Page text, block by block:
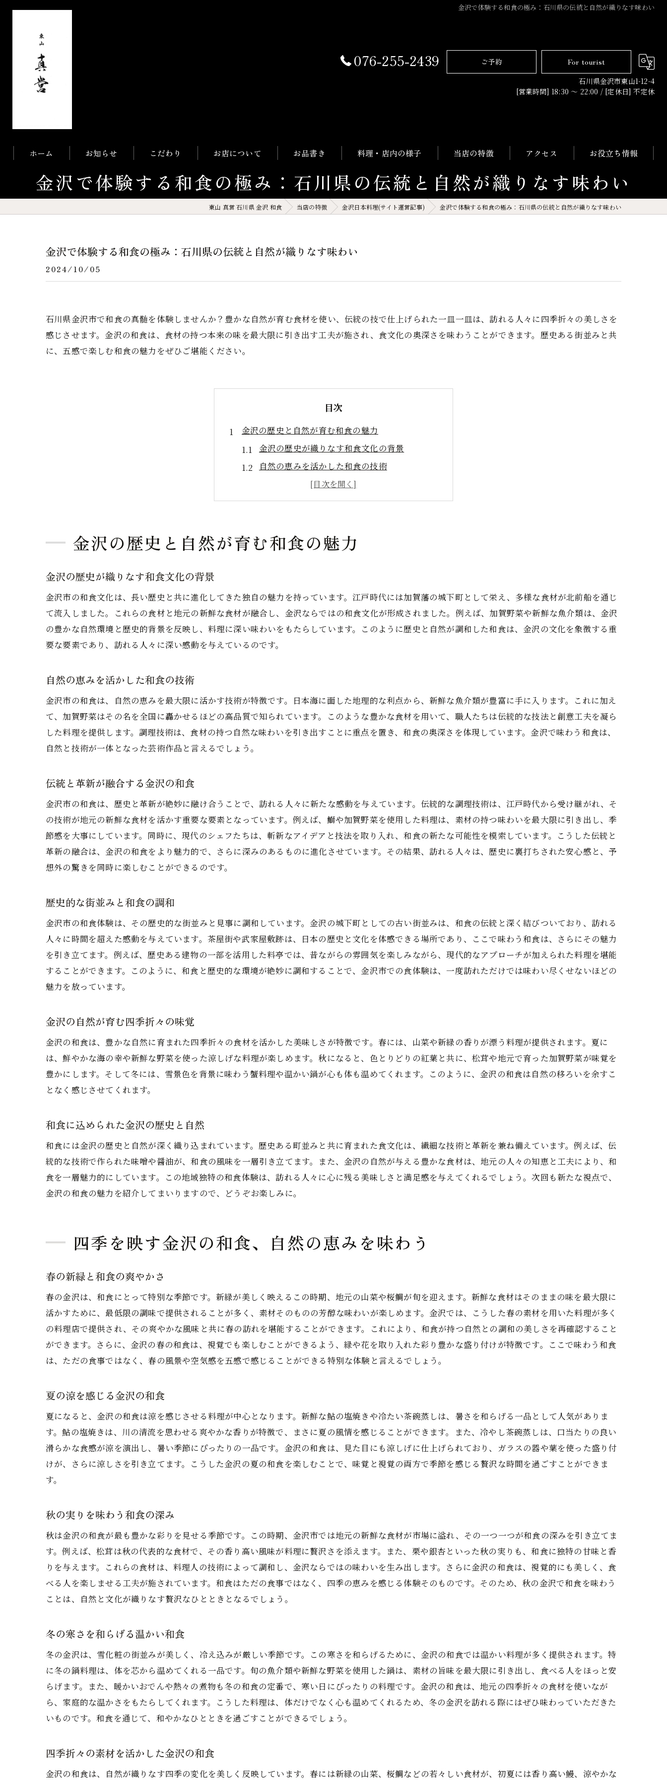
金沢で体験する和食の極み：石川県の伝統と自然が織りなす味わい
076-255-2439 ご予約
For tourist
石川県金沢市東山1-12-4
[営業時間] 18:30 〜 22:00 / [定休日] 不定休
ホーム お知らせ こだわり お店について お品書き 料理・店内の様子 当店の特徴
日本料理
コース
海鮮
アクセス お役立ち情報
金沢で体験する和食の極み：石川県の伝統と自然が織りなす味わい
東山 真営 石川県 金沢 和食 当店の特徴 金沢日本料理(サイト運営記事) 金沢で体験する和食の極み：石川県の伝統と自然が織りなす味わい
金沢で体験する和食の極み：石川県の伝統と自然が織りなす味わい
2024/10/05
石川県金沢市で和食の真髄を体験しませんか？豊かな自然が育む食材を使い、伝統の技で仕上げられた一皿一皿は、訪れる人々に四季折々の美しさを
感じさせます。金沢の和食は、食材の持つ本来の味を最大限に引き出す工夫が施され、食文化の奥深さを味わうことができます。歴史ある街並みと共
に、五感で楽しむ和食の魅力をぜひご堪能ください。
目次
金沢の歴史と自然が育む和食の魅力
金沢の歴史が織りなす和食文化の背景
自然の恵みを活かした和食の技術
伝統と革新が融合する金沢の和食
歴史的な街並みと和食の調和
和食に込められた金沢の歴史と自然
四季を映す金沢の和食、自然の恵みを味わう
夏の涼を感じる金沢の和食
秋の実りを味わう和食の深み
冬の寒さを和らげる温かい和食
四季折々の素材を活かした金沢の和食
金沢の和食に見る美しさの秘密
伝統的な調理法と現代的なアプローチ
食材の持ち味を引き出す金沢の技
石川県金沢市、和食で感じる豊かな自然
自然との共生が生み出す和食の味わい
金沢の自然が育む厳選された食材
地元の食材を活かした和食の魅力
金沢の伝統技が光る和食、五感で味わう贅沢
金沢の伝統的な調理技術の秘密
五感で楽しむ和食の魅力
金沢の職人技が光る和食体験
和食の真髄を金沢で体験、歴史と自然の調和
金沢で和食の真髄を感じる旅
金沢の和食が教えてくれる歴史の足跡
自然と歴史が調和した和食の魅力
訪れる人々を魅了する金沢の和食体験
金沢の和食がもたらす感動の瞬間
訪れる人々を引き込む和食の力
旅行者が体験すべき金沢の和食
金沢市で楽しむ和食、自然と文化の融合
自然と文化が交差する和食の舞台
金沢で体験する和食と文化の共演
食と文化が融合する金沢の魅力
金沢の和食が教える自然と文化の結びつき
金沢の歴史と自然が育む和食の魅力
金沢の歴史が織りなす和食文化の背景
金沢市の和食文化は、長い歴史と共に進化してきた独自の魅力を持っています。江戸時代には加賀藩の城下町として栄え、多様な食材が北前船を通じ
て流入しました。これらの食材と地元の新鮮な食材が融合し、金沢ならではの和食文化が形成されました。例えば、加賀野菜や新鮮な魚介類は、金沢
の豊かな自然環境と歴史的背景を反映し、料理に深い味わいをもたらしています。このように歴史と自然が調和した和食は、金沢の文化を象徴する重
要な要素であり、訪れる人々に深い感動を与えているのです。
自然の恵みを活かした和食の技術
金沢市の和食は、自然の恵みを最大限に活かす技術が特徴です。日本海に面した地理的な利点から、新鮮な魚介類が豊富に手に入ります。これに加え
て、加賀野菜はその名を全国に轟かせるほどの高品質で知られています。このような豊かな食材を用いて、職人たちは伝統的な技法と創意工夫を凝ら
した料理を提供します。調理技術は、食材の持つ自然な味わいを引き出すことに重点を置き、和食の奥深さを体現しています。金沢で味わう和食は、
自然と技術が一体となった芸術作品と言えるでしょう。
伝統と革新が融合する金沢の和食
金沢市の和食は、歴史と革新が絶妙に融け合うことで、訪れる人々に新たな感動を与えています。伝統的な調理技術は、江戸時代から受け継がれ、そ
の技術が地元の新鮮な食材を活かす重要な要素となっています。例えば、鰤や加賀野菜を使用した料理は、素材の持つ味わいを最大限に引き出し、季
節感を大事にしています。同時に、現代のシェフたちは、斬新なアイデアと技法を取り入れ、和食の新たな可能性を模索しています。こうした伝統と
革新の融合は、金沢の和食をより魅力的で、さらに深みのあるものに進化させています。その結果、訪れる人々は、歴史に裏打ちされた安心感と、予
想外の驚きを同時に楽しむことができるのです。
歴史的な街並みと和食の調和
金沢市の和食体験は、その歴史的な街並みと見事に調和しています。金沢の城下町としての古い街並みは、和食の伝統と深く結びついており、訪れる
人々に時間を超えた感動を与えています。茶屋街や武家屋敷跡は、日本の歴史と文化を体感できる場所であり、ここで味わう和食は、さらにその魅力
を引き立てます。例えば、歴史ある建物の一部を活用した料亭では、昔ながらの雰囲気を楽しみながら、現代的なアプローチが加えられた料理を堪能
することができます。このように、和食と歴史的な環境が絶妙に調和することで、金沢市での食体験は、一度訪れただけでは味わい尽くせないほどの
魅力を放っています。
金沢の自然が育む四季折々の味覚
金沢の和食は、豊かな自然に育まれた四季折々の食材を活かした美味しさが特徴です。春には、山菜や新緑の香りが漂う料理が提供されます。夏に
は、鮮やかな海の幸や新鮮な野菜を使った涼しげな料理が楽しめます。秋になると、色とりどりの紅葉と共に、松茸や地元で育った加賀野菜が味覚を
豊かにします。そして冬には、雪景色を背景に味わう蟹料理や温かい鍋が心も体も温めてくれます。このように、金沢の和食は自然の移ろいを余すこ
となく感じさせてくれます。
和食に込められた金沢の歴史と自然
和食には金沢の歴史と自然が深く織り込まれています。歴史ある町並みと共に育まれた食文化は、繊細な技術と革新を兼ね備えています。例えば、伝
統的な技術で作られた味噌や醤油が、和食の風味を一層引き立てます。また、金沢の自然が与える豊かな食材は、地元の人々の知恵と工夫により、和
食を一層魅力的にしています。この地域独特の和食体験は、訪れる人々に心に残る美味しさと満足感を与えてくれるでしょう。次回も新たな視点で、
金沢の和食の魅力を紹介してまいりますので、どうぞお楽しみに。
四季を映す金沢の和食、自然の恵みを味わう
春の新緑と和食の爽やかさ
春の金沢は、和食にとって特別な季節です。新緑が美しく映えるこの時期、地元の山菜や桜鯛が旬を迎えます。新鮮な食材はそのままの味を最大限に
活かすために、最低限の調味で提供されることが多く、素材そのものの芳醇な味わいが楽しめます。金沢では、こうした春の素材を用いた料理が多く
の料理店で提供され、その爽やかな風味と共に春の訪れを堪能することができます。これにより、和食が持つ自然との調和の美しさを再確認すること
ができます。さらに、金沢の春の和食は、視覚でも楽しむことができるよう、緑や花を取り入れた彩り豊かな盛り付けが特徴です。ここで味わう和食
は、ただの食事ではなく、春の風景や空気感を五感で感じることができる特別な体験と言えるでしょう。
夏の涼を感じる金沢の和食
夏になると、金沢の和食は涼を感じさせる料理が中心となります。新鮮な鮎の塩焼きや冷たい茶碗蒸しは、暑さを和らげる一品として人気がありま
す。鮎の塩焼きは、川の清流を思わせる爽やかな香りが特徴で、まさに夏の風情を感じることができます。また、冷やし茶碗蒸しは、口当たりの良い
滑らかな食感が涼を演出し、暑い季節にぴったりの一品です。金沢の和食は、見た目にも涼しげに仕上げられており、ガラスの器や葉を使った盛り付
けが、さらに涼しさを引き立てます。こうした金沢の夏の和食を楽しむことで、味覚と視覚の両方で季節を感じる贅沢な時間を過ごすことができま
す。
秋の実りを味わう和食の深み
秋は金沢の和食が最も豊かな彩りを見せる季節です。この時期、金沢市では地元の新鮮な食材が市場に溢れ、その一つ一つが和食の深みを引き立てま
す。例えば、松茸は秋の代表的な食材で、その香り高い風味が料理に贅沢さを添えます。また、栗や銀杏といった秋の実りも、和食に独特の甘味と香
りを与えます。これらの食材は、料理人の技術によって調和し、金沢ならではの味わいを生み出します。さらに金沢の和食は、視覚的にも美しく、食
べる人を楽しませる工夫が施されています。和食はただの食事ではなく、四季の恵みを感じる体験そのものです。そのため、秋の金沢で和食を味わう
ことは、自然と文化が織りなす贅沢なひとときとなるでしょう。
冬の寒さを和らげる温かい和食
冬の金沢は、雪化粧の街並みが美しく、冷え込みが厳しい季節です。この寒さを和らげるために、金沢の和食では温かい料理が多く提供されます。特
に冬の鍋料理は、体を芯から温めてくれる一品です。旬の魚介類や新鮮な野菜を使用した鍋は、素材の旨味を最大限に引き出し、食べる人をほっと安
らげます。また、暖かいおでんや熱々の煮物も冬の和食の定番で、寒い日にぴったりの料理です。金沢の和食は、地元の四季折々の食材を使いなが
ら、家庭的な温かさをもたらしてくれます。こうした料理は、体だけでなく心も温めてくれるため、冬の金沢を訪れる際にはぜひ味わっていただきた
いものです。和食を通じて、和やかなひとときを過ごすことができるでしょう。
四季折々の素材を活かした金沢の和食
金沢の和食は、自然が織りなす四季の変化を美しく反映しています。春には新緑の山菜、桜鯛などの若々しい食材が、初夏には香り高い鰻、涼やかな